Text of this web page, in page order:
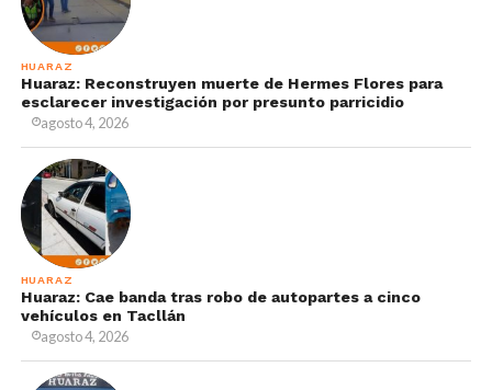
HUARAZ
Huaraz: Reconstruyen muerte de Hermes Flores para
esclarecer investigación por presunto parricidio
agosto 4, 2026
HUARAZ
Huaraz: Cae banda tras robo de autopartes a cinco
vehículos en Tacllán
agosto 4, 2026